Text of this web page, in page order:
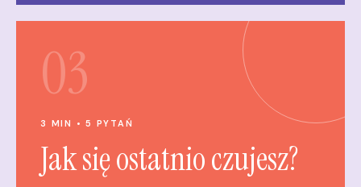
03
3 MIN • 5 PYTAŃ
Jak się ostatnio czujesz?